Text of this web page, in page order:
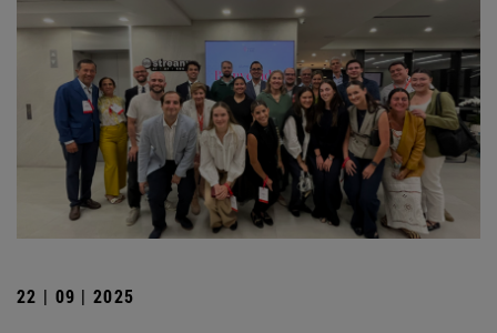
22 | 09 | 2025